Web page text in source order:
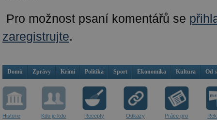
Pro možnost psaní komentářů se
zaregistrujte.
Domů Zprávy Krimi Politika Sport Ekonomika Kultura Od
Historie
Kdo je kdo Recepty Odkazy
Práce pro